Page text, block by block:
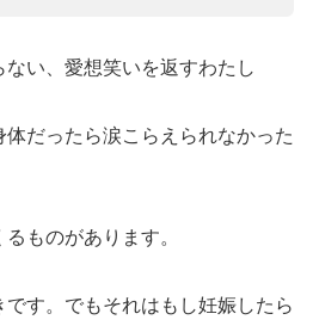
い、愛想笑いを返すわたし
だったら涙こらえられなかった
ものがあります。
す。でもそれはもし妊娠したら